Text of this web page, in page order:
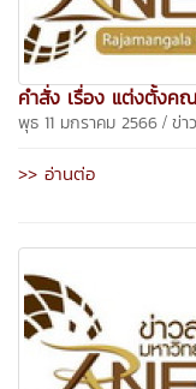
คำสั่ง เรื่อง แต่งตั้งค
พุธ 11 มกราคม 2566 / ข่า
>> อ่านต่อ